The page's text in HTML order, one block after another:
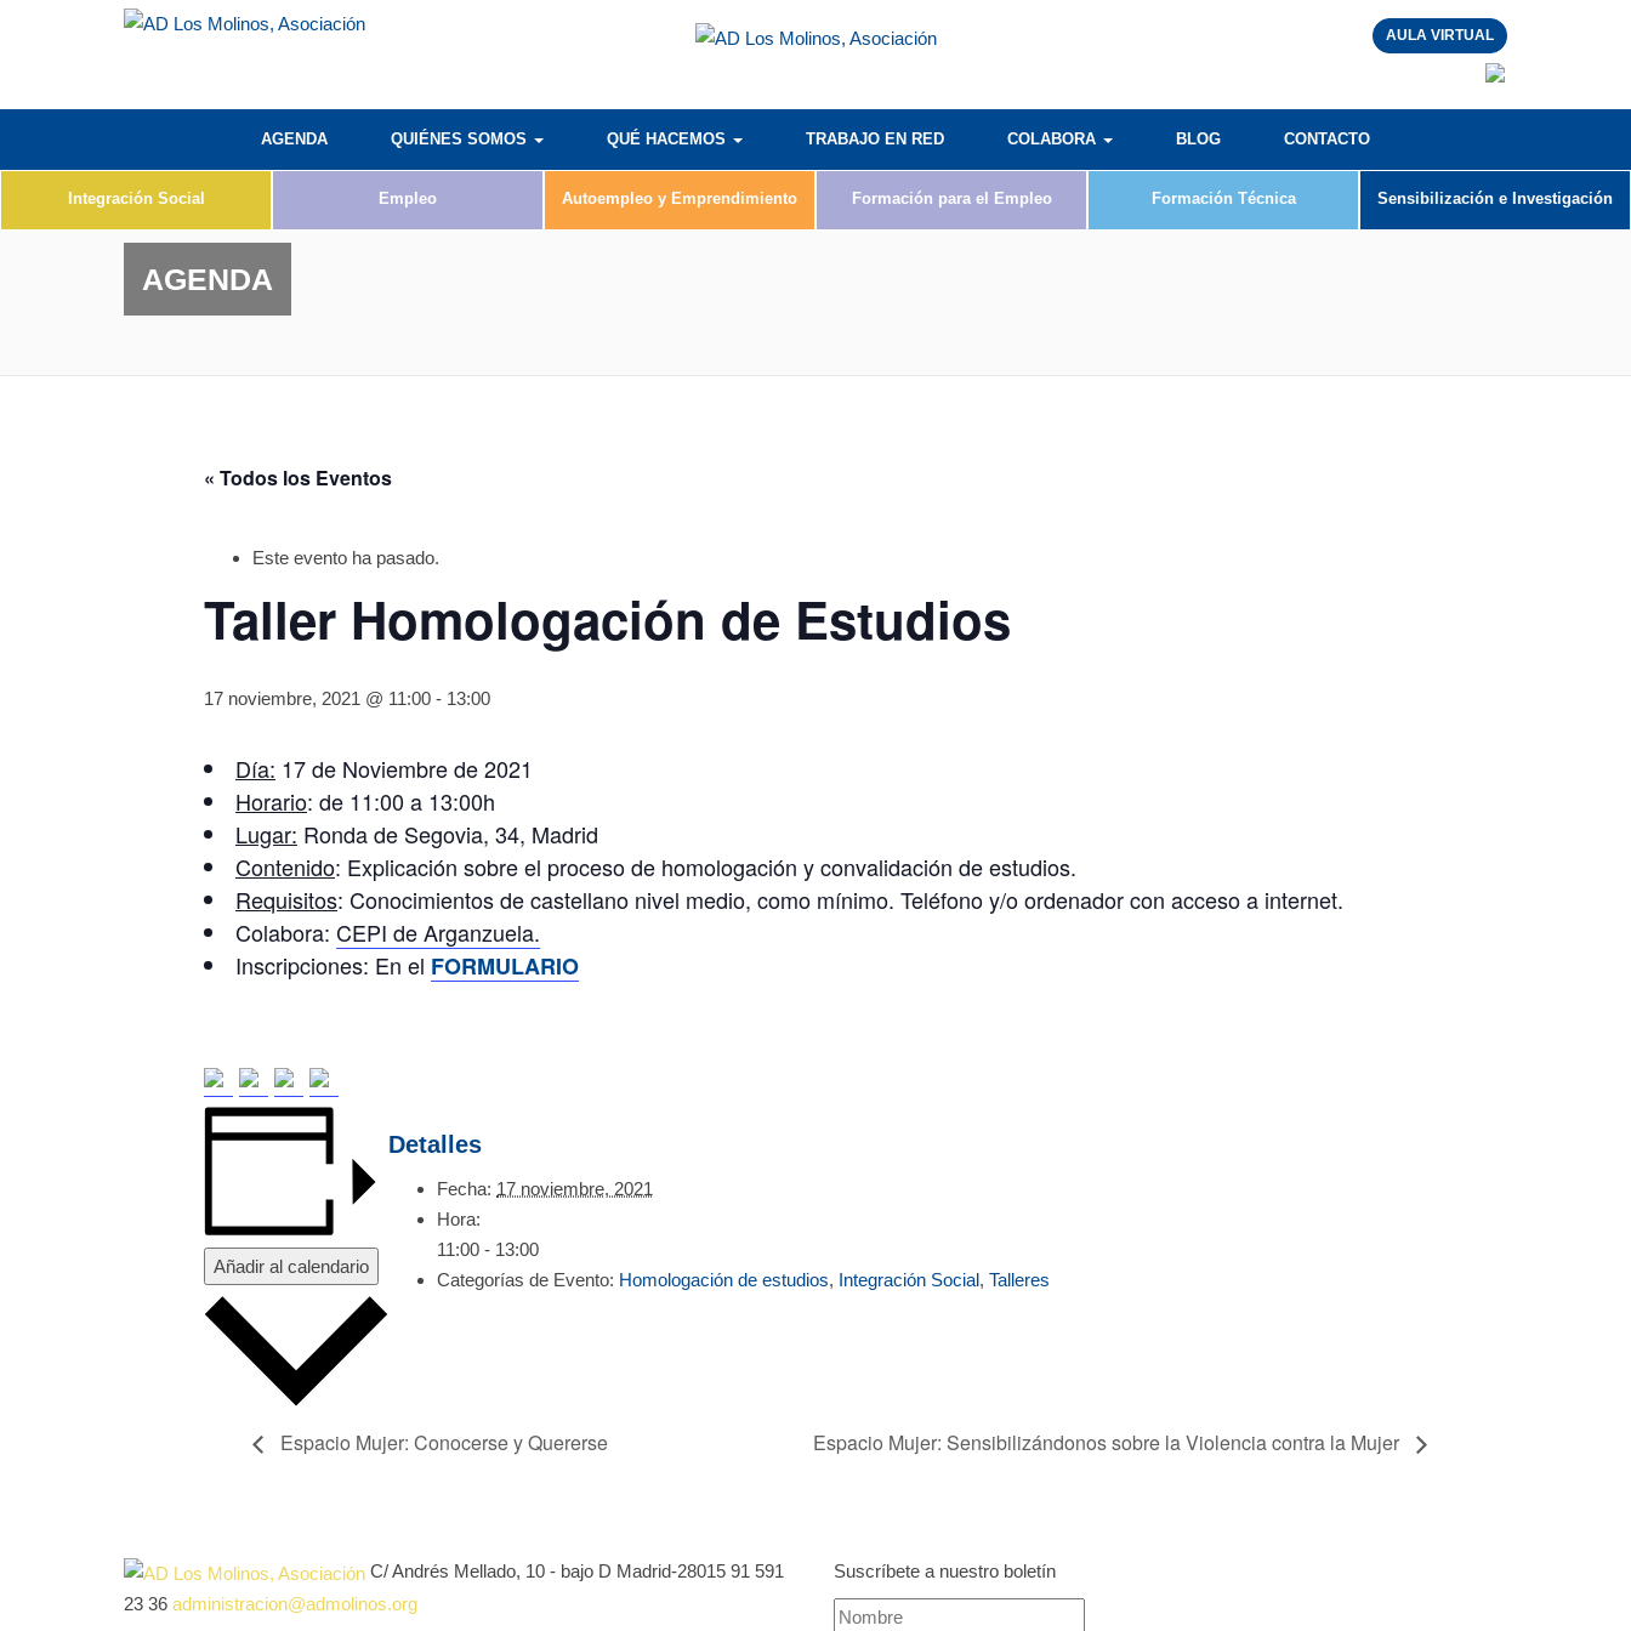
AULA VIRTUAL
AGENDA QUIÉNES SOMOS QUÉ HACEMOS TRABAJO EN RED COLABORA BLOG CONTACTO
Integración Social Empleo Autoempleo y Emprendimiento Formación para el Empleo Formación Técnica Sensibilización e Investigación
AGENDA
« Todos los Eventos
Este evento ha pasado.
Taller Homologación de Estudios
17 noviembre, 2021 @ 11:00 - 13:00
Día: 17 de Noviembre de 2021
Horario: de 11:00 a 13:00h
Lugar: Ronda de Segovia, 34, Madrid
Contenido: Explicación sobre el proceso de homologación y convalidación de estudios.
Requisitos: Conocimientos de castellano nivel medio, como mínimo. Teléfono y/o ordenador con acceso a internet.
Colabora: CEPI de Arganzuela.
Inscripciones: En el FORMULARIO
Añadir al calendario
Detalles
Fecha: 17 noviembre, 2021
Hora:
11:00 - 13:00
Categorías de Evento: Homologación de estudios, Integración Social, Talleres
Espacio Mujer: Conocerse y Quererse Espacio Mujer: Sensibilizándonos sobre la Violencia contra la Mujer
C/ Andrés Mellado, 10 - bajo D Madrid-28015 91 591
23 36 administracion@admolinos.org
Suscríbete a nuestro boletín